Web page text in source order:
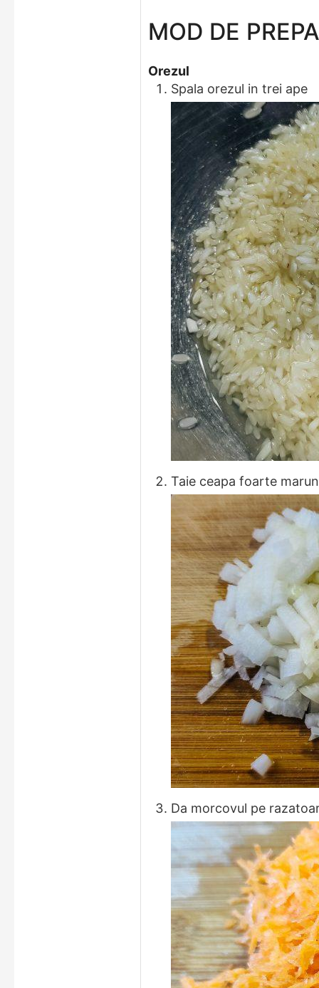
MOD DE
Orezul
Spala orezul in trei ape
Taie ceapa foarte
Da morcovul pe